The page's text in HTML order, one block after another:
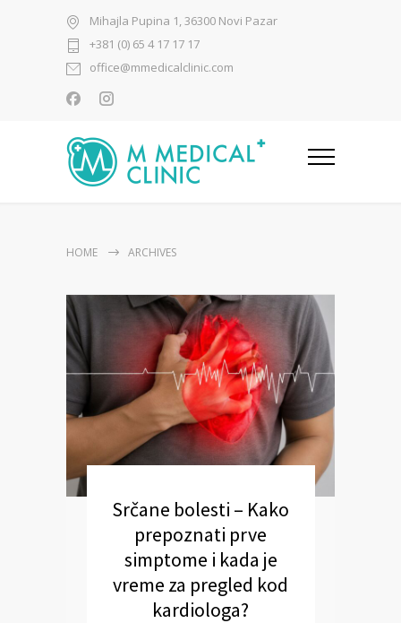
Mihajla Pupina 1, 36300 Novi Pazar
+381 (0) 65 4 17 17 17
office@mmedicalclinic.com
HOME ARCHIVES
Srčane bolesti – Kako
prepoznati prve
simptome i kada je
vreme za pregled kod
kardiologa?